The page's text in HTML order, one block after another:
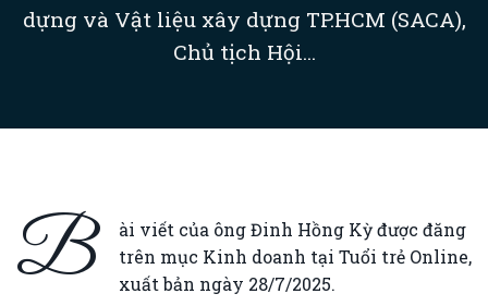
dựng và Vật liệu xây dựng TP.HCM (SACA),
Chủ tịch Hội...
B
ài viết của ông Đinh Hồng Kỳ được đăng
trên mục Kinh doanh tại Tuổi trẻ Online,
xuất bản ngày 28/7/2025.